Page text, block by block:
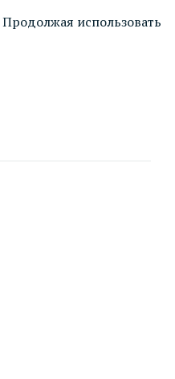
Продолжая использовать